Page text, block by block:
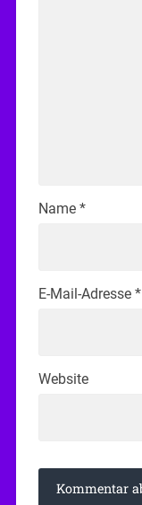
Name *
E-Mail-Adresse *
Website